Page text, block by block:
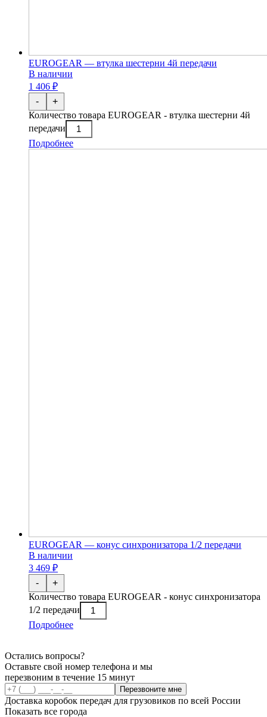
EUROGEAR — втулка шестерни 4й передачи
В наличии
1 406 ₽
-
Количество товара EUROGEAR - втулка шестерни 4й
передачи
+
Подробнее
EUROGEAR — конус синхронизатора 1/2 передачи
В наличии
3 469 ₽
-
Количество товара EUROGEAR - конус синхронизатора
1/2 передачи
+
Подробнее
Остались вопросы?
Оставьте свой номер телефона и мы
перезвоним в течение 15 минут
Перезвоните мне
Доставка коробок передач для грузовиков по всей России
Показать все города